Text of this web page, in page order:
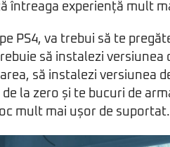
întreaga experiență mult
PS4, va trebui să te
să instalezi versiunea
să instalezi versiunea
la zero și te bucuri de
mult mai ușor de suportat.